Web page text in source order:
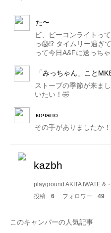
た〜
ビ、ビーコンライトっ
っ😱⁉️ タイムリー過ぎ
って今日A&Fに送っち
「みっちゃん」こと
ストーブの季節が来ま
いたい！🤣
кочапо
その手がありましたか
kazbh
playground AKITA IWATE &
投稿
6 フォロワー 49
このキャンパーの人気記事